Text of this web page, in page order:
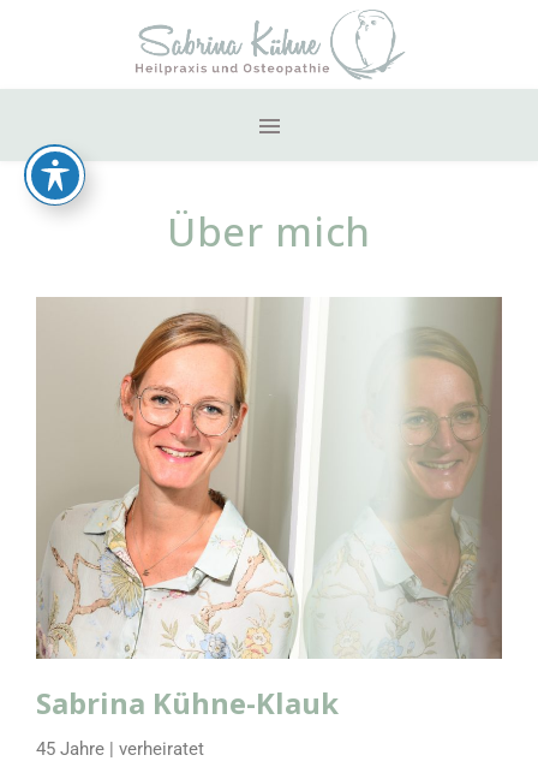
Über mich
Sabrina Kühne-Klauk
45 Jahre | verheiratet